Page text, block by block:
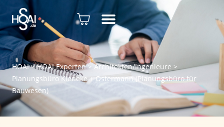
HOAI>HOAI Experten>Architekten/Ingenieure >
Planungsbüro Kieneke + Ostermann (Planungsbüro für
Bauwesen)